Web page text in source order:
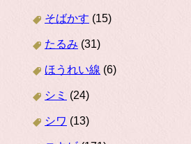
そばかす (15)
たるみ (31)
ほうれい線 (6)
シミ (24)
シワ (13)